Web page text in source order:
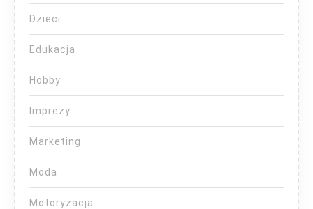
Dzieci
Edukacja
Hobby
Imprezy
Marketing
Moda
Motoryzacja